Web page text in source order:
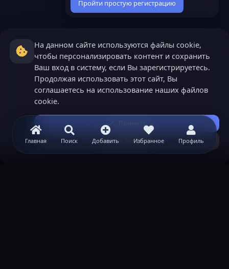
Главная Поиск Добавить Избранное Профиль
Пройти простую регистрацию
На данном сайте используются файлы cookie,
чтобы персонализировать контент и сохранить
Ваш вход в систему, если Вы зарегистрируетесь.
Продолжая использовать этот сайт, Вы
соглашаетесь на использование наших файлов
cookie.
Принять
Узнать больше...